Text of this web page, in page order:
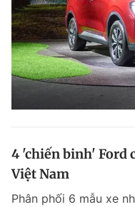
4 'chiến binh' Ford
Việt Nam
Phân phối 6 mẫu xe